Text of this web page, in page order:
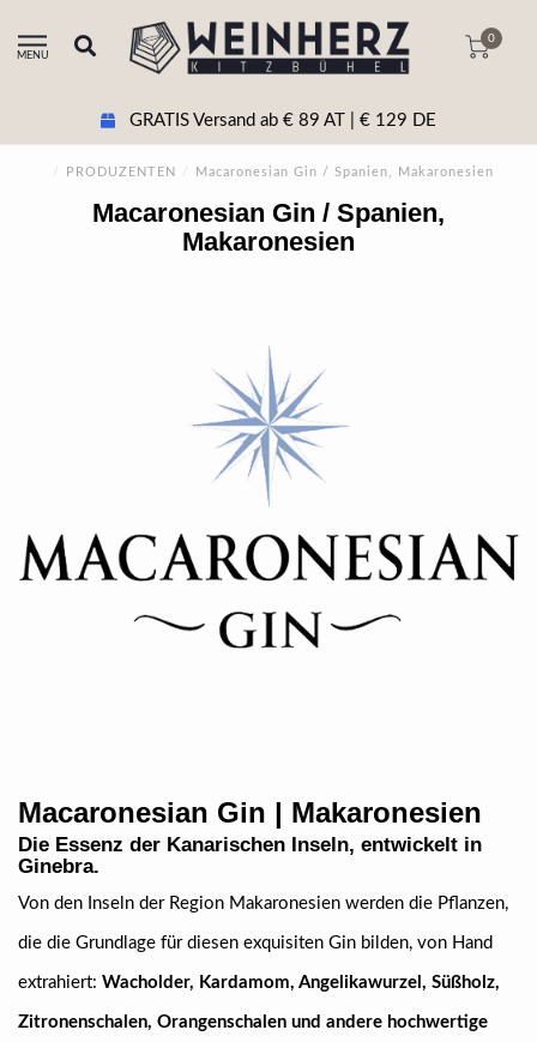
MENU
0
GRATIS Versand ab € 89 AT | € 129 DE
/ PRODUZENTEN / Macaronesian Gin / Spanien, Makaronesien
Macaronesian Gin / Spanien,
Makaronesien
Macaronesian Gin | Makaronesien
Die Essenz der Kanarischen Inseln, entwickelt in
Ginebra.
Von den Inseln der Region Makaronesien werden die Pflanzen,
die die Grundlage für diesen exquisiten Gin bilden, von Hand
extrahiert: Wacholder, Kardamom, Angelikawurzel, Süßholz,
Zitronenschalen, Orangenschalen und andere hochwertige